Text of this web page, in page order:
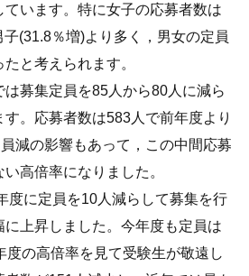
います。特に女子の応募者数は
(31.8％増)より多く，男女の定員
と考えられます。
は募集定員を85人から80人に減ら
す。応募者数は583人で前年度より
減の影響もあって，この中間応募
高倍率になりました。
度に定員を10人減らして募集を行
に上昇しました。今年度も定員は
度の高倍率を見て受験生が敬遠し